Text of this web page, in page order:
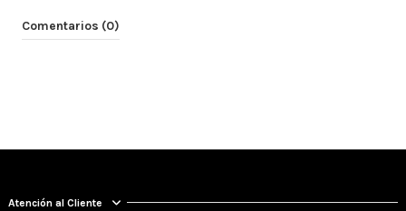
Comentarios (0)
Atención al Cliente